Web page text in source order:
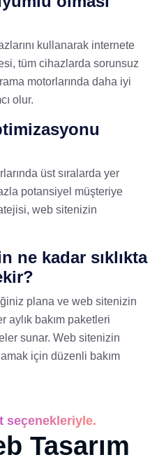
kullanarak internete
tüm cihazlarda sorunsuz
motorlarında daha iyi
olur.
üst sıralarda yer
potansiyel müşteriye
web sitenizin
ne kadar sıklıkta
plana ve web sitenizin
aylık bakım paketleri
sunar. Web sitenizin
için düzenli bakım
seçenekleriyle.
Tasarım